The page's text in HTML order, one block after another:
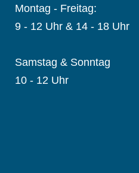
Montag - Freitag:
9 - 12 Uhr & 14 - 18 Uhr
Samstag & Sonntag
10 - 12 Uhr